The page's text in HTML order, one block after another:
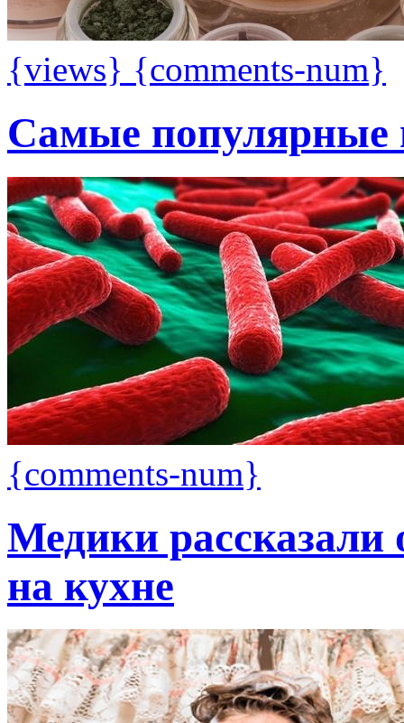
{views} {comments-num}
Самые популярные
{comments-num}
Медики
на кухне